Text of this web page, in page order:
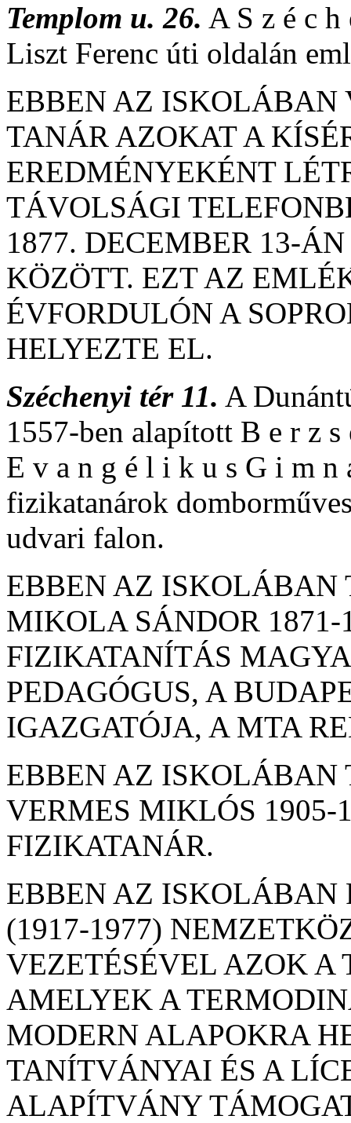
Templom u. 26. A S z é c
Liszt Ferenc úti oldalán
EBBEN AZ
TANÁR AZOKAT A
EREDMÉNYEKÉNT
TÁVOLSÁGI
1877. DECEMBER 13-
KÖZÖTT. EZT AZ
ÉVFORDULÓN A
HELYEZTE EL.
Széchenyi tér 11. A
1557-ben alapított B e r z
E v a n g é l i k u s G i m
fizikatanárok
udvari falon.
EBBEN AZ ISKOLÁBAN
MIKOLA SÁNDOR 1871-
FIZIKATANÍTÁS
PEDAGÓGUS, A
IGAZGATÓJA, A MTA
EBBEN AZ ISKOLÁBAN
VERMES MIKLÓS 1905-
FIZIKATANÁR.
EBBEN AZ ISKOLÁBAN
(1917-1977)
VEZETÉSÉVEL AZOK
AMELYEK A
MODERN ALAPOKRA
TANÍTVÁNYAI ÉS A
ALAPÍTVÁNY